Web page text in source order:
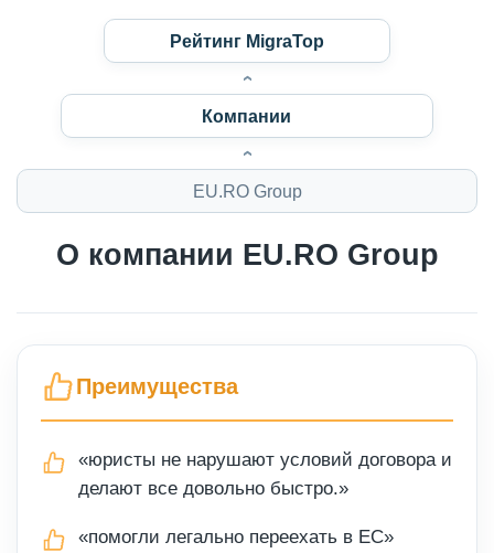
Рейтинг MigraTop
Компании
EU.RO Group
О компании EU.RO Group
Преимущества
«юристы не нарушают условий договора и
делают все довольно быстро.»
«помогли легально переехать в ЕС»